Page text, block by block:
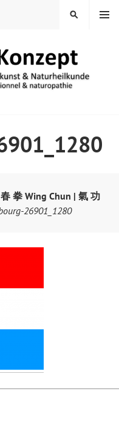
MENU
SEARCH
拳 Wing Chun | 氣 功
26901_1280